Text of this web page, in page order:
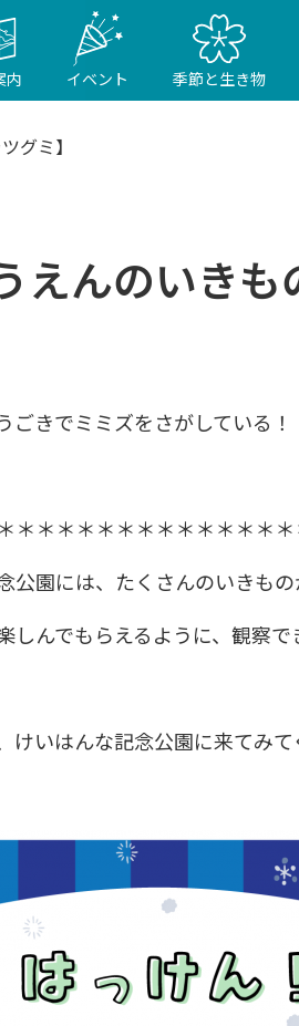
内 イベント 季節と生き物
グミ】
えんのいき
ごきでミミズをさがしている！
＊＊＊＊＊＊＊＊＊＊＊＊＊
園には、たくさんのいきもの
しんでもらえるように、観察
いはんな記念公園に来てみて